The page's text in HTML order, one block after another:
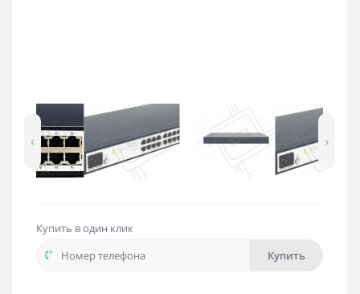
‹ ›
Купить в один клик
Купить